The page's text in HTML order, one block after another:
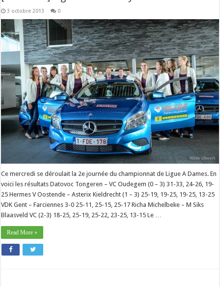
3 octobre 2013 0
Ce mercredi se déroulait la 2e journée du championnat de Ligue A Dames. En
voici les résultats Datovoc Tongeren – VC Oudegem (0 – 3) 31-33, 24-26, 19-
25 Hermes V Oostende – Asterix Kieldrecht (1 – 3) 25-19, 19-25, 19-25, 13-25
VDK Gent – Farciennes 3-0 25-11, 25-15, 25-17 Richa Michelbeke – M Siks
Blaasveld VC (2-3) 18-25, 25-19, 25-22, 23-25, 13-15 Le …
Read More »